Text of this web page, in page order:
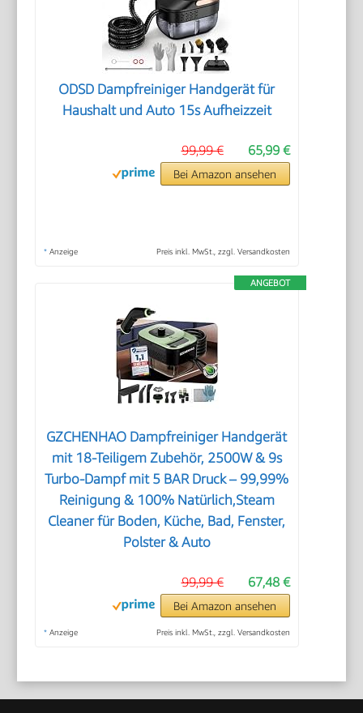
ODSD Dampfreiniger Handgerät für
Haushalt und Auto 15s Aufheizzeit
65,99 €
99,99 €
Bei Amazon ansehen
* Anzeige Preis inkl. MwSt., zzgl. Versandkosten
ANGEBOT
GZCHENHAO Dampfreiniger Handgerät
mit 18-Teiligem Zubehör, 2500W & 9s
Turbo-Dampf mit 5 BAR Druck – 99,99%
Reinigung & 100% Natürlich,Steam
Cleaner für Boden, Küche, Bad, Fenster,
Polster & Auto
67,48 €
99,99 €
Bei Amazon ansehen
* Anzeige Preis inkl. MwSt., zzgl. Versandkosten